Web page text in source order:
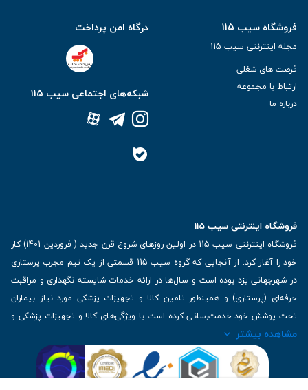
فروشگاه سیب 115
مجله اینترنتی سیب 115
فرصت های شغلی
ارتباط با مجموعه
درباره ما
درگاه امن پرداخت
شبکه‌های اجتماعی سیب 115
فروشگاه اینترنتی سیب 115
فروشگاه اینترنتی سیب 115 در اولین روزهای شروع قرن جدید ( فروردین 1401) کار
خود را آغاز کرد. از آنجایی که گروه سیب 115 قسمتی از یک تیم مجرب پرستاری
در شهرجهانی یزد بوده است و سال‌ها در ارائه خدمات شایسته نگهداری و مراقبت
حرفه‌ای (پرستاری) و همینطور تامین کالا و تجهیزات پزشکی مورد نیاز بیماران
تحت پوشش خود خدمت‌رسانی کرده است با ویژگی‌های کالا و تجهیزات پزشکی و
برترین برندهای موجود در بازار اطلاعات بسیار ارزشمندی را دارا می‌باشد
| تلفن تماس : 36333383-035 | ایمیل: Info@Sib115.com
مشاهده بیشتر